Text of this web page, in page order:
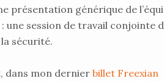
présentation générique de
: une session de travail conjointe
sécurité.
dans mon dernier billet Freexian